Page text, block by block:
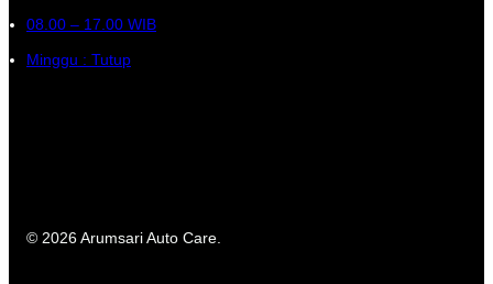
08.00 – 17.00 WIB
Minggu : Tutup
© 2026 Arumsari Auto Care.